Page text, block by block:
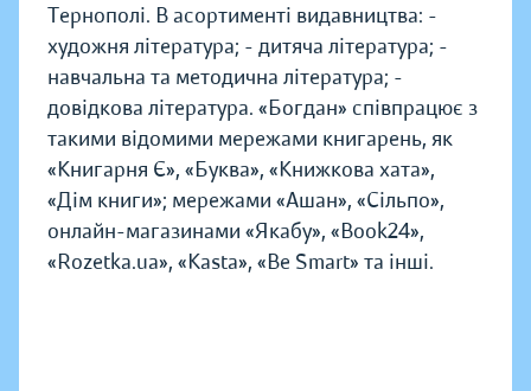
Тернополі. В асортименті видавництва: -
художня література; - дитяча література; -
навчальна та методична література; -
довідкова література. «Богдан» співпрацює з
такими відомими мережами книгарень, як
«Книгарня Є», «Буква», «Книжкова хата»,
«Дім книги»; мережами «Ашан», «Сільпо»,
онлайн-магазинами «Якабу», «Book24»,
«Rozetka.ua», «Kasta», «Be Smart» та інші.